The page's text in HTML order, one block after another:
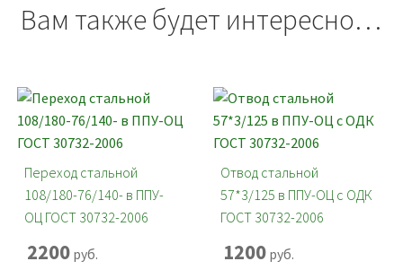
Вам также будет интересно…
Переход стальной
108/180-76/140- в ППУ-
ОЦ ГОСТ 30732-2006
2200руб.
Отвод стальной
57*3/125 в ППУ-ОЦ с ОДК
ГОСТ 30732-2006
1200 руб.